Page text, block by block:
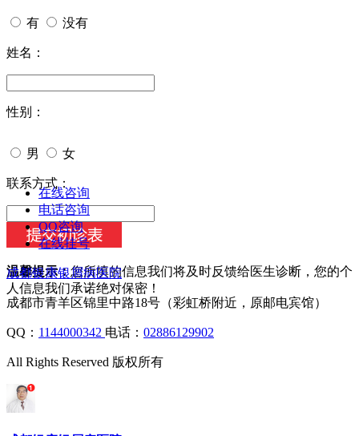
有 没有
姓名：
性别：
男 女
今天日期：
联系方式：
温馨提示：您所填的信息我们将及时反馈给医生诊断，您的个
人信息我们承诺绝对保密！
在线咨询
电话咨询
QQ咨询
在线挂号
成都银康银屑病医院
成都市青羊区锦里中路18号（彩虹桥附近，原邮电宾馆）
QQ： 1144000342 电话： 02886129902
All Rights Reserved 版权所有